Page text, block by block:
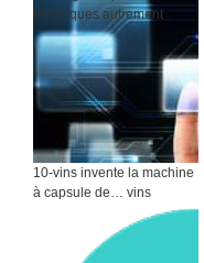
électriques autrement
10-vins invente la machine
à capsule de… vins